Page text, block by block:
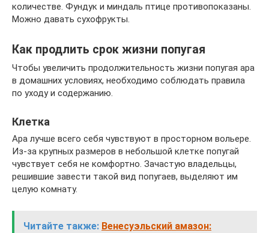
количестве. Фундук и миндаль птице противопоказаны.
Можно давать сухофрукты.
Как продлить срок жизни попугая
Чтобы увеличить продолжительность жизни попугая ара
в домашних условиях, необходимо соблюдать правила
по уходу и содержанию.
Клетка
Ара лучше всего себя чувствуют в просторном вольере.
Из-за крупных размеров в небольшой клетке попугай
чувствует себя не комфортно. Зачастую владельцы,
решившие завести такой вид попугаев, выделяют им
целую комнату.
Читайте также: Венесуэльский амазон: